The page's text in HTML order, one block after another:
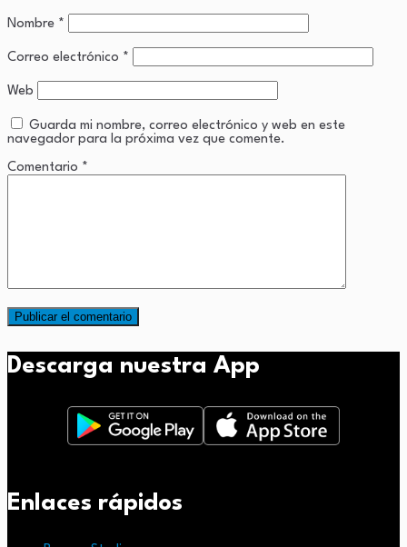
Nombre *
Correo electrónico *
Web
Guarda mi nombre, correo electrónico y web en este
navegador para la próxima vez que comente.
Comentario *
Descarga nuestra App
Enlaces rápidos